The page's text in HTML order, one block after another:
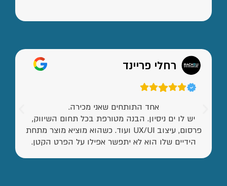
רחלי פריינד
אחד התותחים שאני מכירה.
יש לו ים ניסיון. הבנה מטורפת בכל תחום השיווק,
פרסום, עיצוב UX/UI ועוד. כשהוא מוציא מוצר מתחת
הידיים שלו הוא לא יתפשר אפילו על הפרט הקטן.